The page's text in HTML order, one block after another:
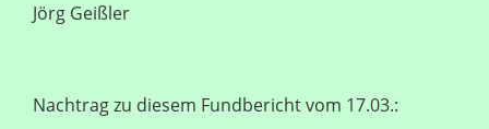
Jörg Geißler
Nachtrag zu diesem Fundbericht vom 17.03.: